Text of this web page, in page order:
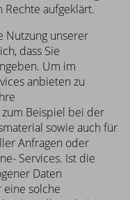
aufgeklärt.
Nutzung unserer
dass Sie
Um im
anbieten zu
Beispiel bei der
sowie auch für
Anfragen oder
Services. Ist die
Daten
solche